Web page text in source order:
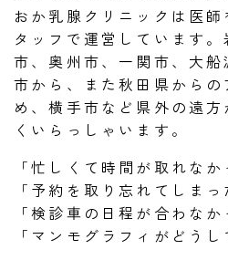
おか乳腺クリニックは医
タッフで運営しています
市、奥州市、一関市、大
市から、また秋田県からの
め、横手市など県外の遠
くいらっしゃいます。
「忙しくて時間が取れなか
「予約を取り忘れてしまっ
「検診車の日程が合わなか
「マンモグラフィがどうし